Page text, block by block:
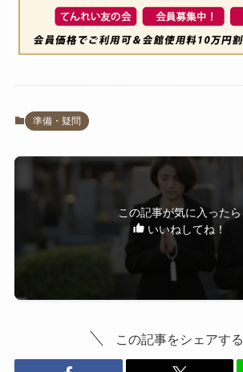
準備・疑問
この記事が気に入ったら
いいねしてね！
この記事をシェアする